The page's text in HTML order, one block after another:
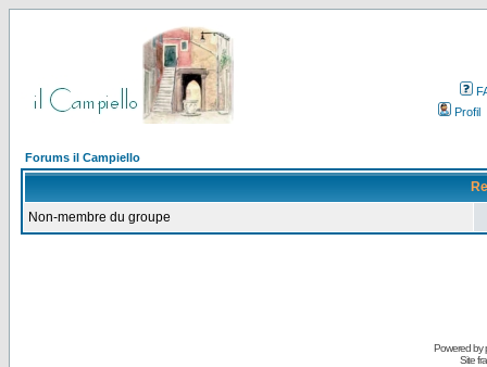
Profil
Forums il Campiello
Non-membre du groupe
Powered by
Site